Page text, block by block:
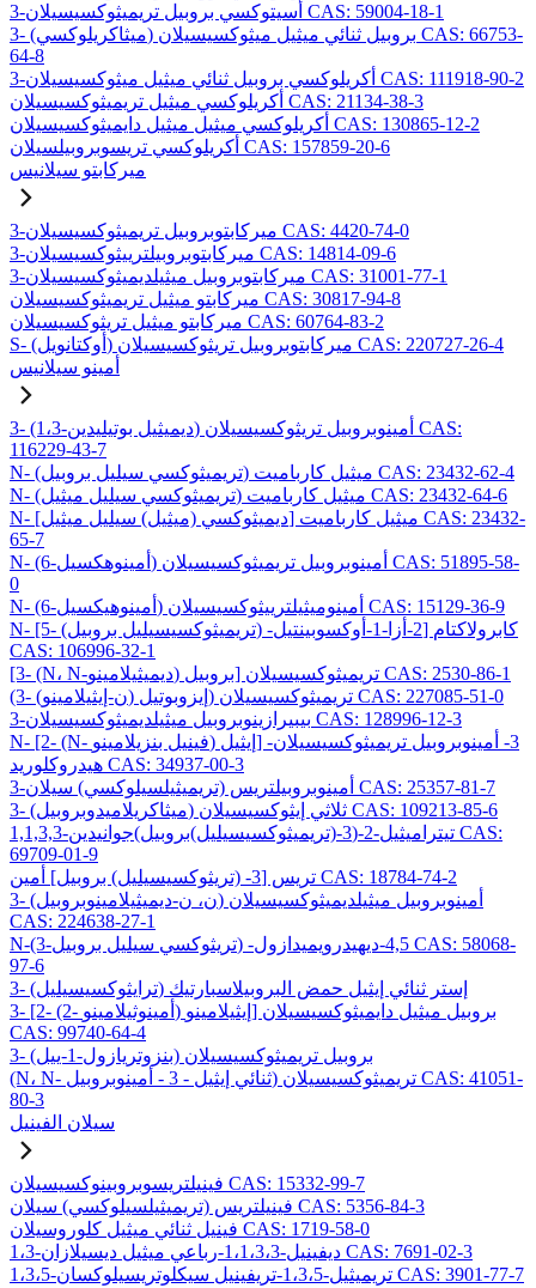
3-أسيتوكسي بروبيل تريميثوكسيسيلان CAS: 59004-18-1
3- (ميثاكريلوكسي) بروبيل ثنائي ميثيل ميثوكسيسيلان CAS: 66753-
64-8
3-أكريلوكسي بروبيل ثنائي ميثيل ميثوكسيسيلان CAS: 111918-90-2
أكريلوكسي ميثيل تريميثوكسيسيلان CAS: 21134-38-3
أكريلوكسي ميثيل ميثيل دايميثوكسيسيلان CAS: 130865-12-2
أكريلوكسي تريسوبروبيلسيلان CAS: 157859-20-6
ميركابتو سيلانيس
3-ميركابتوبروبيل تريميثوكسيسيلان CAS: 4420-74-0
3-ميركابتوبروبيلترييثوكسيسيلان CAS: 14814-09-6
3-ميركابتوبروبيل ميثيلديميثوكسيسيلان CAS: 31001-77-1
ميركابتو ميثيل تريميثوكسيسيلان CAS: 30817-94-8
ميركابتو ميثيل تريثوكسيسيلان CAS: 60764-83-2
S- (أوكتانويل) ميركابتوبروبيل تريثوكسيسيلان CAS: 220727-26-4
أمينو سيلانيس
3- (1،3-ديميثيل بوتيليدين) أمينوبروبيل تريثوكسيسيلان CAS:
116229-43-7
N- (تريميثوكسي سيليل بروبيل) ميثيل كارباميت CAS: 23432-62-4
N- (تريميثوكسي سيليل ميثيل) ميثيل كارباميت CAS: 23432-64-6
N- [ديميثوكسي (ميثيل) سيليل ميثيل] ميثيل كارباميت CAS: 23432-
65-7
N- (6-أمينوهكسيل) أمينوبروبيل تريميثوكسيسيلان CAS: 51895-58-
0
N- (6-أمينوهيكسيل) أمينوميثيلترييثوكسيسيلان CAS: 15129-36-9
N- [5- (تريميثوكسيسيليل بروبيل) -2-أزا-1-أوكسوبينتيل] كابرولاكتام
CAS: 106996-32-1
[3- (N، N-ديميثيلامينو) بروبيل] تريميثوكسيسيلان CAS: 2530-86-1
(3- (ن-إيثيلامينو) إيزوبوتيل) تريميثوكسيسيلان CAS: 227085-51-0
3-بيبيرازينوبروبيل ميثيلديميثوكسيسيلان CAS: 128996-12-3
N- [2- (N- فينيل بنزيلامينو) إيثيل] -3- أمينوبروبيل تريميثوكسيسيلان
هيدروكلوريد CAS: 34937-00-3
3-أمينوبروبيلتريس (تريميثيلسيلوكسي) سيلان CAS: 25357-81-7
3- (ميثاكريلاميدوبروبيل) ثلاثي إيثوكسيسيلان CAS: 109213-85-6
1,1,3,3-تيتراميثيل-2-(3-(تريميثوكسيسيليل)بروبيل)جوانيدين CAS:
69709-01-9
تريس [3- (تريثوكسيسيليل) بروبيل] أمين CAS: 18784-74-2
3- (ن، ن-ديميثيلامينوبروبيل) أمينوبروبيل ميثيلديميثوكسيسيلان
CAS: 224638-27-1
N-(3-تريثوكسي سيليل بروبيل) -4,5-ديهيدرويميدازول CAS: 58068-
97-6
3- (ترايثوكسيسيليل) إستر ثنائي إيثيل حمض البروبيلاسبارتيك
3- [2- (2- أمينوثيلامينو) إيثيلامينو] بروبيل ميثيل دايميثوكسيسيلان
CAS: 99740-64-4
3- (بنزوتريازول-1-ييل) بروبيل تريميثوكسيسيلان
(N، N- ثنائي إيثيل - 3 - أمينوبروبيل) تريميثوكسيسيلان CAS: 41051-
80-3
سيلان الفينيل
فينيلتريسوبروبينوكسيسيلان CAS: 15332-99-7
فينيلتريس (تريميثيلسيلوكسي) سيلان CAS: 5356-84-3
فينيل ثنائي ميثيل كلوروسيلان CAS: 1719-58-0
1،3-ديفينيل-1،1،3،3-رباعي ميثيل ديسيلازان CAS: 7691-02-3
1،3،5-تريميثيل-1،3،5-تريفينيل سيكلوتريسيلوكسان CAS: 3901-77-7